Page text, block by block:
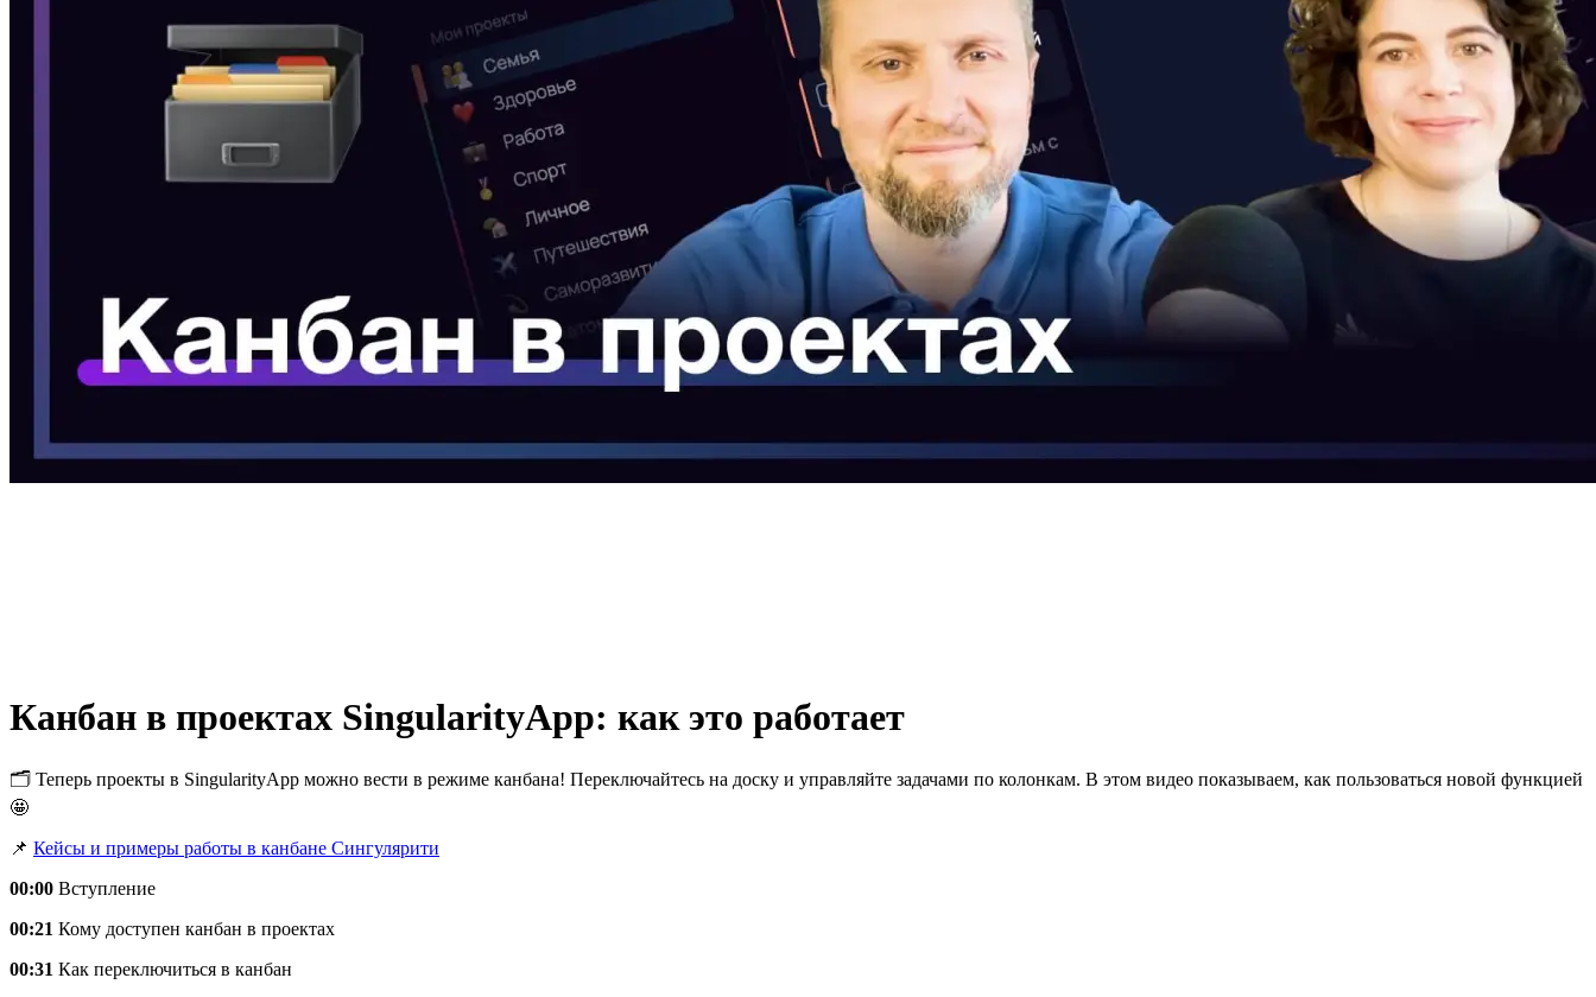
Канбан в проектах SingularityApp: как это работает
🗂️ Теперь проекты в SingularityApp можно вести в режиме канбана! Переключайтесь на доску и управляйте задачами по колонкам. В этом видео показываем, как пользоваться новой функцией
🤩
📌 Кейсы и примеры работы в канбане Сингулярити
00:00 Вступление
00:21 Кому доступен канбан в проектах
00:31 Как переключиться в канбан